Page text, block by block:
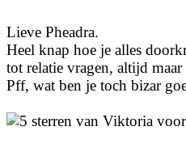
Lieve Pheadra.
Heel knap hoe je alles
tot relatie vragen, altijd
Pff, wat ben je toch bizar